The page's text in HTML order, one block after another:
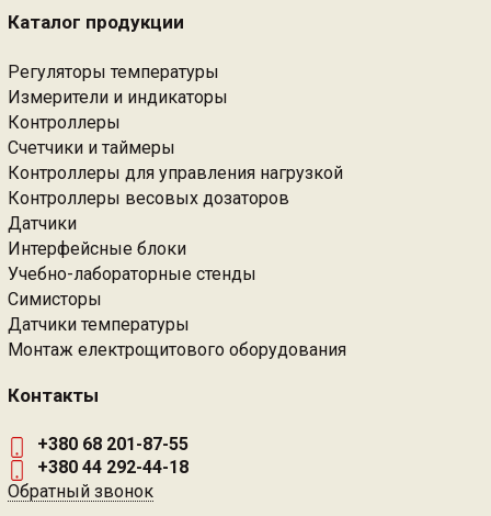
Каталог продукции
Регуляторы температуры
Измерители и индикаторы
Контроллеры
Счетчики и таймеры
Контроллеры для управления нагрузкой
Контроллеры весовых дозаторов
Датчики
Интерфейсные блоки
Учебно-лабораторные стенды
Симисторы
Датчики температуры
Монтаж електрощитового оборудования
Контакты
+380 68 201-87-55
+380 44 292-44-18
Обратный звонок